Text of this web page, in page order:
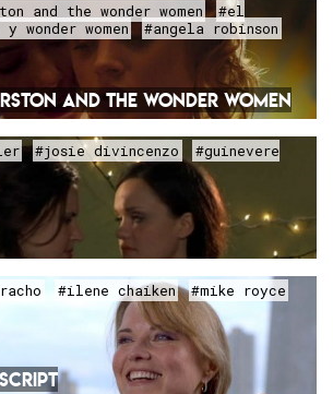
and the wonder women
#el
wonder women
#angela robinson
AND THE WONDER WOMEN
#josie divincenzo
#guinevere
#ilene chaiken #mike royce